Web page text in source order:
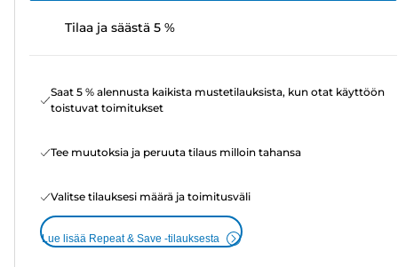
Tilaa ja säästä 5 %
Saat 5 % alennusta kaikista mustetilauksista, kun otat käyttöön
toistuvat toimitukset
Tee muutoksia ja peruuta tilaus milloin tahansa
Valitse tilauksesi määrä ja toimitusväli
Lue lisää Repeat & Save -tilauksesta